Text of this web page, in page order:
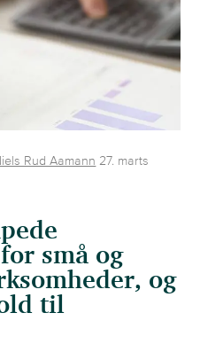
Rud Aamann 27. marts
små og
og
til